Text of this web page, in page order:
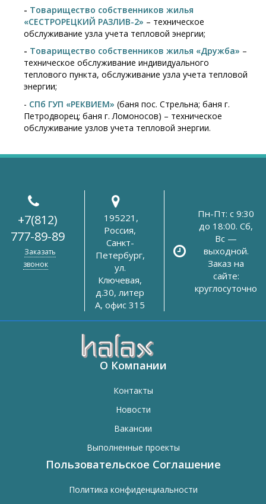
- Товарищество собственников жилья
«СЕСТРОРЕЦКИЙ РАЗЛИВ-2» – техническое
обслуживание узла учета тепловой энергии;
- Товарищество собственников жилья «Дружба» –
техническое обслуживание индивидуального
теплового пункта, обслуживание узла учета тепловой
энергии;
- СПб ГУП «РЕКВИЕМ» (баня пос. Стрельна; баня г.
Петродворец; баня г. Ломоносов) – техническое
обслуживание узлов учета тепловой энергии.
+7(812)
777-89-89
Заказать
звонок
195221,
Россия,
Санкт-
Петербург,
ул.
Ключевая,
д.30, литер
А, офис 315
Пн-Пт: с 9:30
до 18:00. Сб,
Вс —
выходной.
Заказ на
сайте:
круглосуточно
О Компании
Контакты
Новости
Вакансии
Выполненные проекты
Пользовательское Соглашение
Политика конфиденциальности